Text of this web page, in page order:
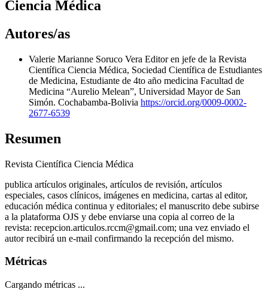
Ciencia Médica
Autores/as
Valerie Marianne Soruco Vera Editor en jefe de la Revista
Científica Ciencia Médica, Sociedad Científica de Estudiantes
de Medicina, Estudiante de 4to año medicina Facultad de
Medicina “Aurelio Melean”, Universidad Mayor de San
Simón. Cochabamba-Bolivia https://orcid.org/0009-0002-
2677-6539
Resumen
Revista Científica Ciencia Médica
publica artículos originales, artículos de revisión, artículos
especiales, casos clínicos, imágenes en medicina, cartas al editor,
educación médica continua y editoriales; el manuscrito debe subirse
a la plataforma OJS y debe enviarse una copia al correo de la
revista: recepcion.articulos.rccm@gmail.com; una vez enviado el
autor recibirá un e-mail confirmando la recepción del mismo.
Métricas
Cargando métricas ...